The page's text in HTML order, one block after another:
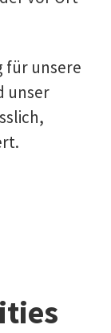
für unsere
unser